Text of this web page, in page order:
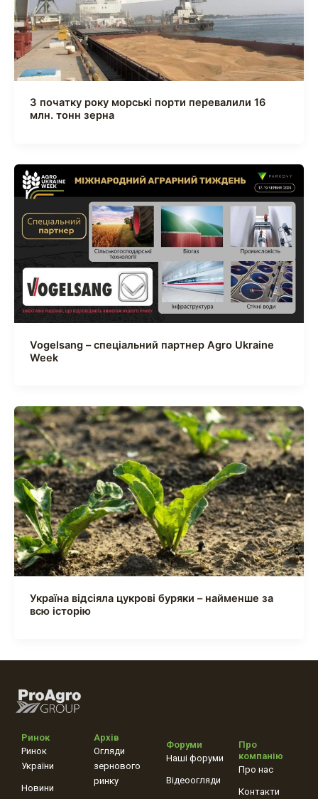
З початку року морські порти перевалили 16
млн. тонн зерна
Vogelsang – спеціальний партнер Agro Ukraine
Week
Україна відсіяла цукрові буряки – найменше за
всю історію
Ринок
Ринок
України
Новини
Архів
Огляди
зернового
ринку
Форуми
Наші форуми
Відеоогляди
Про
компанію
Про нас
Контакти